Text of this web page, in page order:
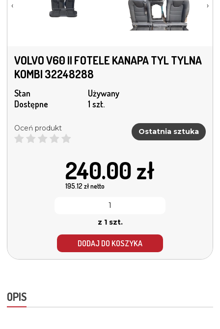
‹ ›
VOLVO V60 II FOTELE KANAPA TYL TYLNA
KOMBI 32248288
Stan
Używany
Dostępne
1 szt.
Oceń produkt Ostatnia sztuka
240.00 zł
195.12 zł netto
z 1 szt.
DODAJ DO KOSZYKA
OPIS